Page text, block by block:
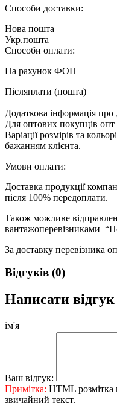
Способи доставки:
Нова пошта
Укр.пошта
Способи оплати:
На рахунок ФОП
Післяплати (пошта)
Додаткова інформація про
Для оптових покупців опт
Варіації розмірів та
бажанням клієнта.
Умови оплати:
Доставка продукції
після 100% передоплати.
Також можливе
вантажоперевізниками
За доставку перевізника
Відгуків (0)
Написати відгук
ім'я
Ваш відгук:
Примітка: HTML розмітка
звичайний текст.